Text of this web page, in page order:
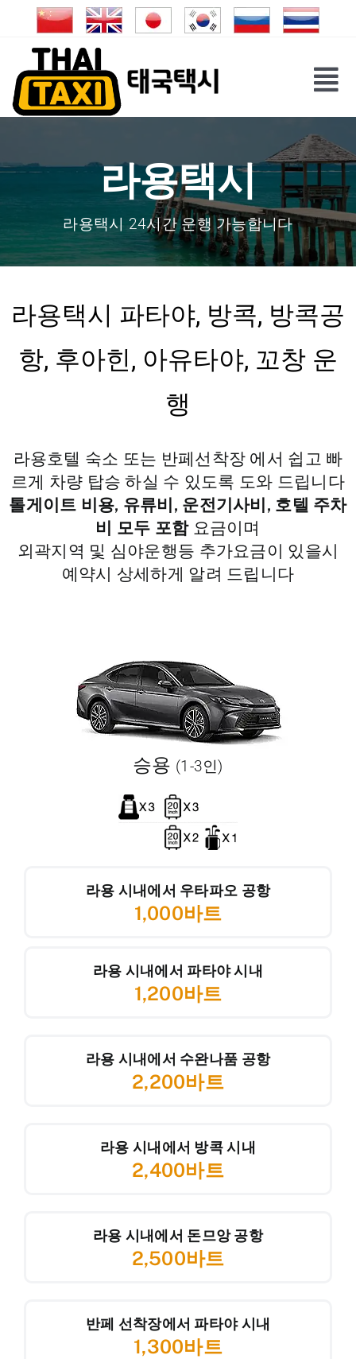
content
라용택시
라용택시 24시간 운행 가능합니다
라용택시 파타야, 방콕, 방콕공
항, 후아힌, 아유타야, 꼬창 운
행
라용호텔 숙소 또는 반페선착장 에서 쉽고 빠
르게 차량 탑승 하실 수 있도록 도와 드립니다
톨게이트 비용, 유류비, 운전기사비, 호텔 주차
비 모두 포함요금이며
외곽지역 및 심야운행등 추가요금이 있을시
예약시 상세하게 알려 드립니다
승용 (1-3인)
라용 시내에서 우타파오 공항
1,000바트
라용 시내에서 파타야 시내
1,200바트
라용 시내에서 수완나품 공항
2,200바트
라용 시내에서 방콕 시내
2,400바트
라용 시내에서 돈므앙 공항
2,500바트
반페 선착장에서 파타야 시내
1,300바트